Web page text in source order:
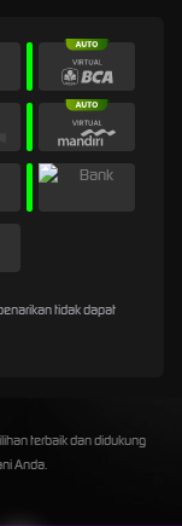
tidak dapat
terbaik dan didukung
Anda.